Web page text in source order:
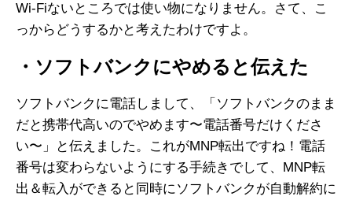
Wi-Fiないところでは使い物になりません。さて、こ
っからどうするかと考えたわけですよ。
・ソフトバンクにやめると伝えた
ソフトバンクに電話しまして、「ソフトバンクのまま
だと携帯代高いのでやめます〜電話番号だけくださ
い〜」と伝えました。これがMNP転出ですね！電話
番号は変わらないようにする手続きでして、MNP転
出＆転入ができると同時にソフトバンクが自動解約に